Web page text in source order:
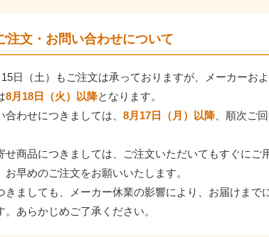
ｇ
注文・お問い合わせについて
日（土）もご注文は承っておりますが、メーカーお
8月18日（火）以降となります。
合わせにつきましては、 8月17日（月）以降、順次ご
せ商品につきましては、ご注文いただいてもすぐにご
お早めのご注文をお願いいたします。
きましても、メーカー休業の影響により、お届けまで
あらかじめご了承ください。